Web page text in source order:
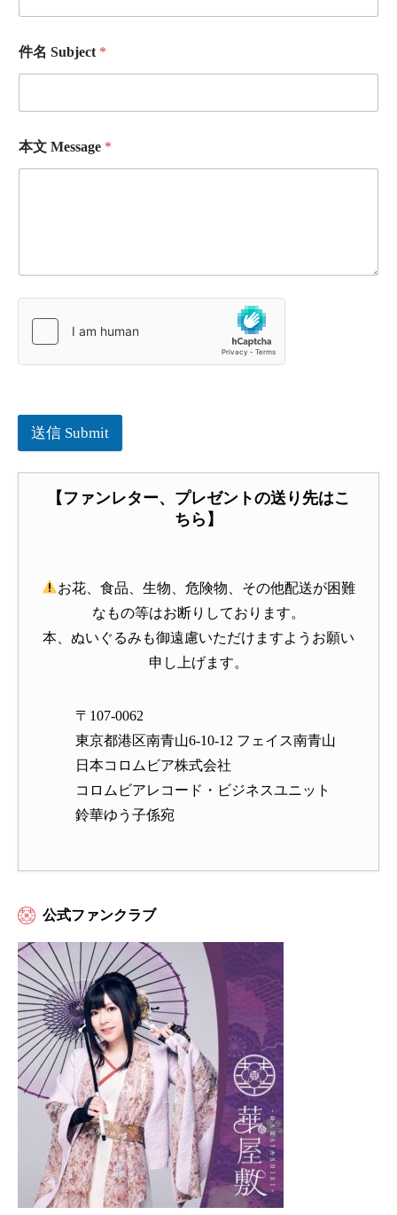
件名 Subject *
本文 Message *
送信 Submit
【ファンレター、プレゼントの送り先はこ
ちら】
お花、食品、生物、危険物、その他配送が困難
なもの等はお断りしております。
本、ぬいぐるみも御遠慮いただけますようお願い
申し上げます。
〒107-0062
東京都港区南青山6-10-12 フェイス南青山
日本コロムビア株式会社
コロムビアレコード・ビジネスユニット
鈴華ゆう子係宛
公式ファンクラブ